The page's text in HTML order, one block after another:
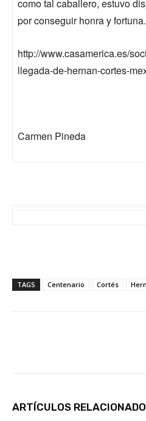
como tal caballero, estuvo
por conseguir honra y fortuna.
http://www.casamerica.es/
llegada-de-hernan-cortes-
Carmen Pineda
TAGS Centenario Cortés
ARTÍCULOS